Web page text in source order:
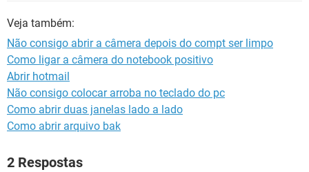
Veja também:
Não consigo abrir a câmera depois do compt ser limpo
Como ligar a câmera do notebook positivo
Abrir hotmail
Não consigo colocar arroba no teclado do pc
Como abrir duas janelas lado a lado
Como abrir arquivo bak
2 Respostas